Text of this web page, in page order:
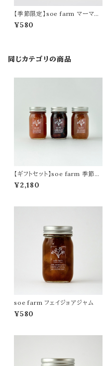
【季節限定】soe farm マーマレ
ード金柑
¥580
同じカテゴリの商品
【ギフトセット】soe farm 季節の
ジャムの詰合せ
¥2,180
soe farm フェイジョアジャム
¥580